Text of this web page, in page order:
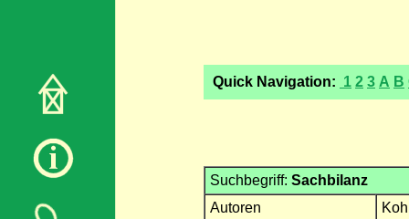
Quick Navigation: 1 2 3 A B
Suchbegriff: Sachbilanz
Autoren